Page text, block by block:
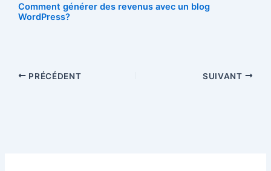
Comment générer des revenus avec un blog
WordPress?
PRÉCÉDENT SUIVANT